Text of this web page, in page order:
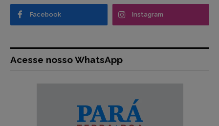
Facebook Instagram
Acesse nosso WhatsApp